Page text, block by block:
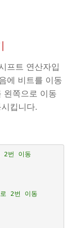
프트 연산자입
에 비트를 이동
왼쪽으로 이동
킵니다.
2번 이동
2번 이동